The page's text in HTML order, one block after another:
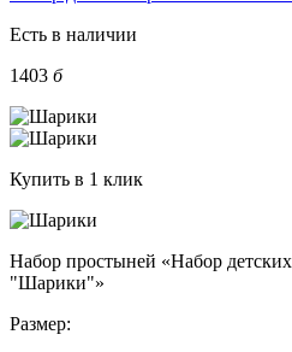
Есть в наличии
1403 б
Купить в 1 клик
Набор простыней «Набор
"Шарики"»
Размер: